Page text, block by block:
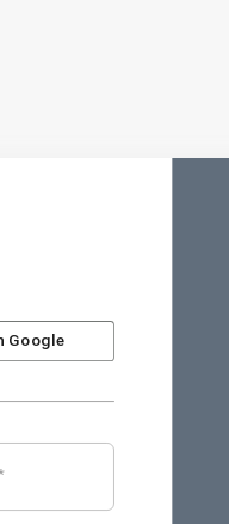
Google